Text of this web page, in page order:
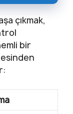
çıkmak,
bir